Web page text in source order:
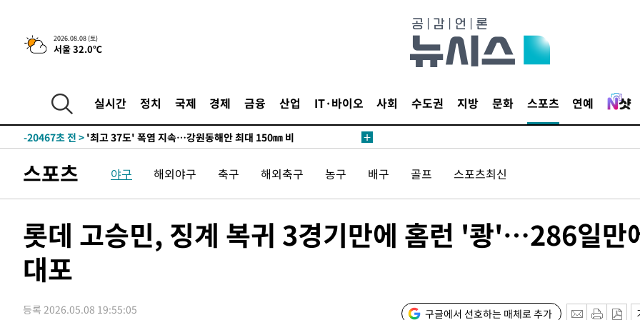
2026.08.08 (토)
서울 32.0℃
실시간 정치 국제 경제 금융 산업 IT·바이오 사회 수도권 지방 문화 스포츠 연예
-13593초 전 >
[속보]뉴욕증시 상승 마감…S&P 0.6% 나스닥 1.3%↑
-31846초 전 >
송"
-20467초 전 > '최고 37도' 폭염 지속…강원동해안 최대 150㎜ 비
-31846초 전 >
[속보]'압수수색·성접대 논란' 축구협회 "실망과 걱정 안겨드려 죄
-20467초 전 >'최고 37도' 폭염 지속…강원동해안 최대 150㎜ 비
스포츠 야구 해외야구 축구 해외축구 농구 배구 골프 스포츠최신
롯데 고승민, 징계 복귀 3경기만에 홈런 '쾅'…286일만
대포
등록 2026.05.08 19:55:05 구글에서 선호하는 매체로 추가